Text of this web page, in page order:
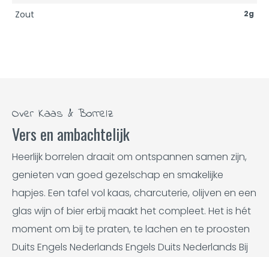
Zout 2g
Over Kaas & Borrelz
Vers en ambachtelijk
Heerlijk borrelen draait om ontspannen samen zijn,
genieten van goed gezelschap en smakelijke
hapjes. Een tafel vol kaas, charcuterie, olijven en een
glas wijn of bier erbij maakt het compleet. Het is hét
moment om bij te praten, te lachen en te proosten
Duits Engels Nederlands Engels Duits Nederlands Bij